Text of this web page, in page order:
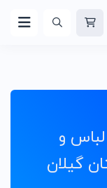
و
گیلان